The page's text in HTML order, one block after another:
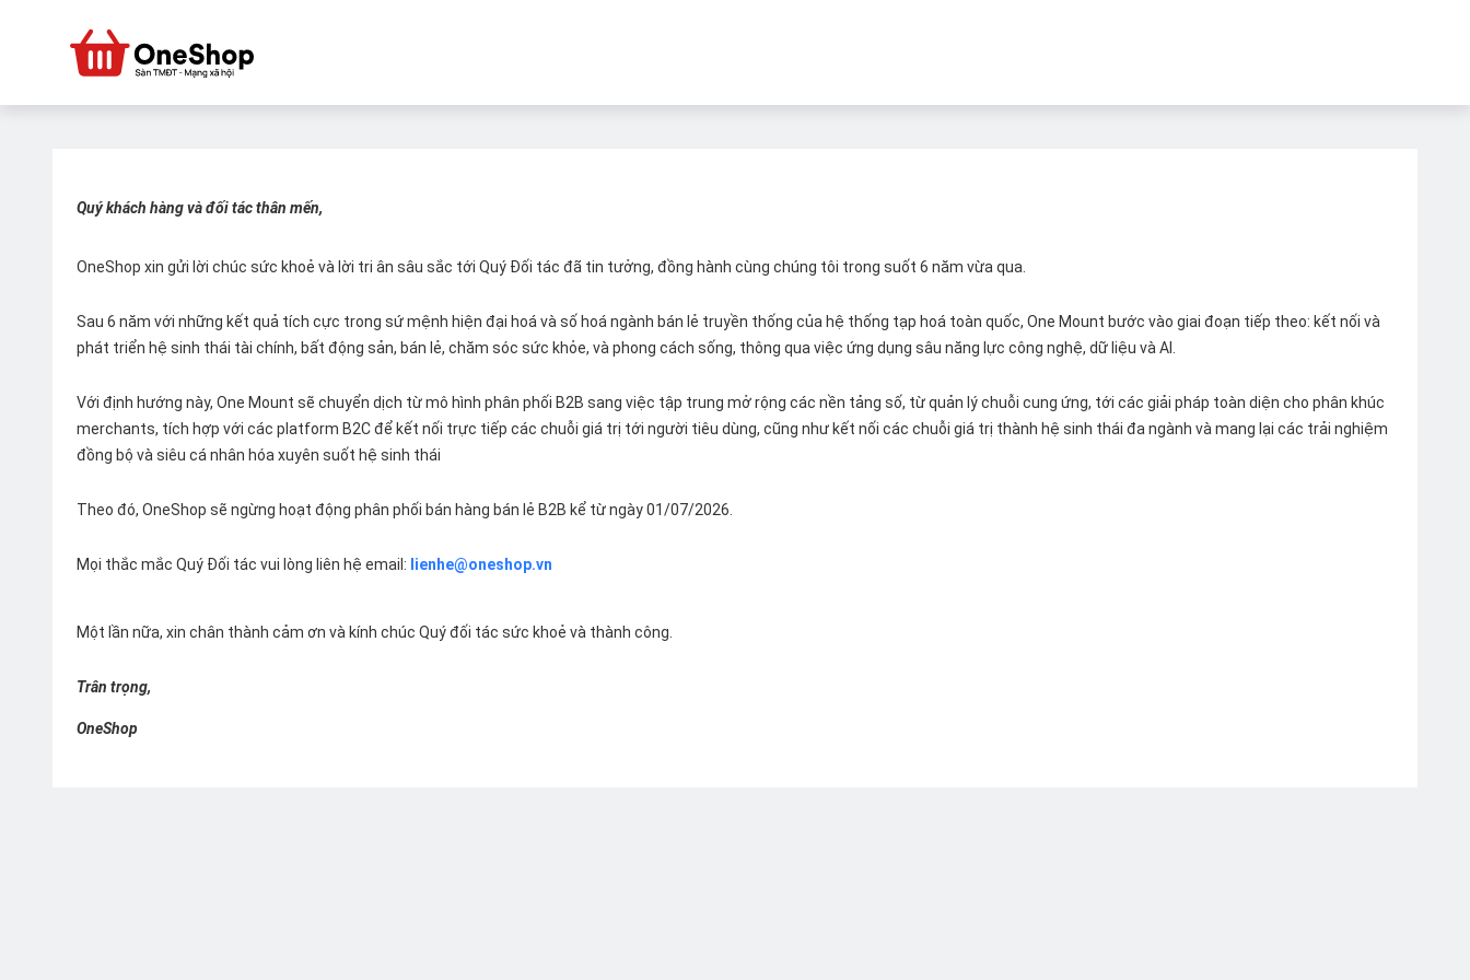
Quý khách hàng và đối tác thân mến,
OneShop xin gửi lời chúc sức khoẻ và lời tri ân sâu sắc tới Quý Đối tác đã tin tưởng, đồng hành cùng chúng tôi trong suốt 6 năm vừa qua.
Sau 6 năm với những kết quả tích cực trong sứ mệnh hiện đại hoá và số hoá ngành bán lẻ truyền thống của hệ thống tạp hoá toàn quốc, One Mount bước vào giai đoạn tiếp theo: kết nối và
phát triển hệ sinh thái tài chính, bất động sản, bán lẻ, chăm sóc sức khỏe, và phong cách sống, thông qua việc ứng dụng sâu năng lực công nghệ, dữ liệu và AI.
Với định hướng này, One Mount sẽ chuyển dịch từ mô hình phân phối B2B sang việc tập trung mở rộng các nền tảng số, từ quản lý chuỗi cung ứng, tới các giải pháp toàn diện cho phân khúc
merchants, tích hợp với các platform B2C để kết nối trực tiếp các chuỗi giá trị tới người tiêu dùng, cũng như kết nối các chuỗi giá trị thành hệ sinh thái đa ngành và mang lại các trải nghiệm
đồng bộ và siêu cá nhân hóa xuyên suốt hệ sinh thái
Theo đó, OneShop sẽ ngừng hoạt động phân phối bán hàng bán lẻ B2B kể từ ngày 01/07/2026.
Mọi thắc mắc Quý Đối tác vui lòng liên hệ email: lienhe@oneshop.vn
Một lần nữa, xin chân thành cảm ơn và kính chúc Quý đối tác sức khoẻ và thành công.
Trân trọng,
OneShop